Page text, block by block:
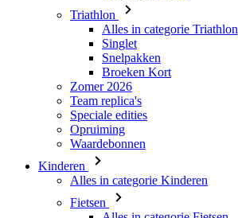
Triathlon
Alles in categorie Triathlon
Singlet
Snelpakken
Broeken Kort
Zomer 2026
Team replica's
Speciale edities
Opruiming
Waardebonnen
Kinderen
Alles in categorie Kinderen
Fietsen